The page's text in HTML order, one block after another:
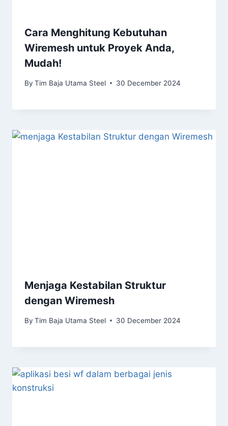
Cara Menghitung Kebutuhan
Wiremesh untuk Proyek Anda,
Mudah!
By Tim Baja Utama Steel 30 December 2024
Menjaga Kestabilan Struktur
dengan Wiremesh
By Tim Baja Utama Steel 30 December 2024